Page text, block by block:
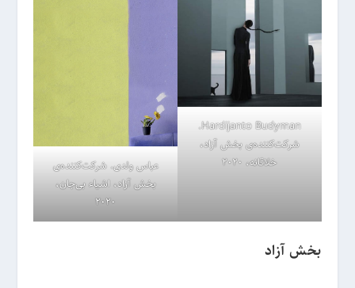
Hardijanto Budyman.
شرکت‌کننده‌ی بخش آزاد،
خلاقانه، 2020
عباس ولدی. شرکت‌کننده‌ی
بخش آزاد، اشیاء بی‌جان،
2020
بخش آزاد